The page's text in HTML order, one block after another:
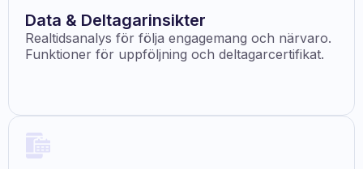
Data & Deltagarinsikter
Realtidsanalys för följa engagemang och närvaro.
Funktioner för uppföljning och deltagarcertifikat.